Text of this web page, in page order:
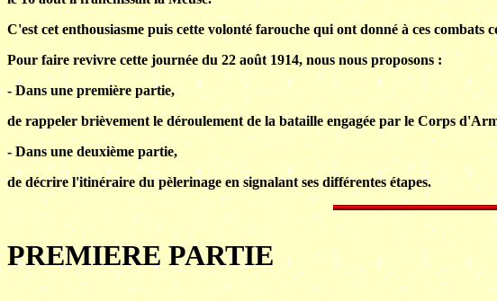
C'est cet enthousiasme puis cette volonté farouche qui ont donné à ces
Pour faire revivre cette journée du 22 août 1914, nous nous proposons :
- Dans une première partie,
de rappeler brièvement le déroulement de la bataille engagée par le Corps
- Dans une deuxième partie,
de décrire l'itinéraire du pèlerinage en signalant ses différentes étapes.
PREMIERE PARTIE